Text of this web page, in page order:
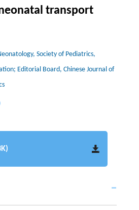
transport
Society of Pediatrics,
Editorial Board, Chinese Journal of